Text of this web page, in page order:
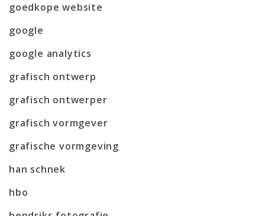
goedkope website
google
google analytics
grafisch ontwerp
grafisch ontwerper
grafisch vormgever
grafische vormgeving
han schnek
hbo